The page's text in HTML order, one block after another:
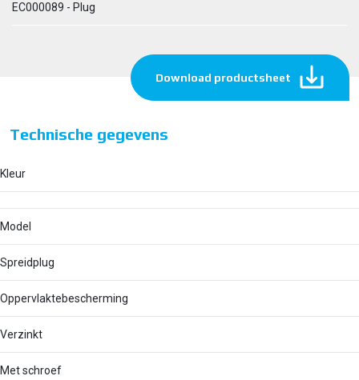
EC000089 - Plug
Download productsheet
Technische gegevens
Kleur
Model
Spreidplug
Oppervlaktebescherming
Verzinkt
Met schroef